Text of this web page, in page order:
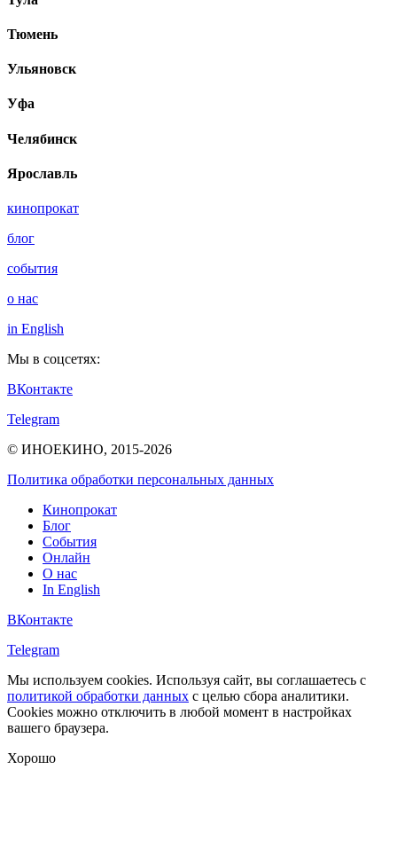
Тюмень
Ульяновск
Уфа
Челябинск
Ярославль
кинопрокат
блог
события
о нас
in English
Мы в соцсетях:
ВКонтакте
Telegram
© ИНОЕКИНО, 2015-2026
Политика обработки персональных данных
Кинопрокат
Блог
События
Онлайн
О нас
In English
ВКонтакте
Telegram
Мы используем cookies. Используя сайт, вы соглашаетесь с
политикой обработки данных с целью сбора аналитики.
Cookies можно отключить в любой момент в настройках
вашего браузера.
Хорошо